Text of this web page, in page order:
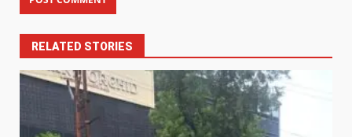
RELATED STORIES